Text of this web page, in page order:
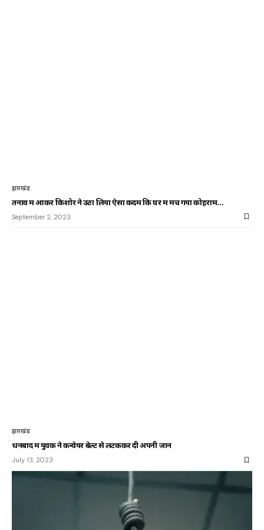
झारखंड
तनाव में आकर किशोर ने उठा लिया ऐसा कदम कि घर में मच गया कोहराम…
September 2, 2023
झारखंड
धनबाद में युवक ने कन्वेयर बेल्ट से लटककर दी अपनी जान
July 13, 2023